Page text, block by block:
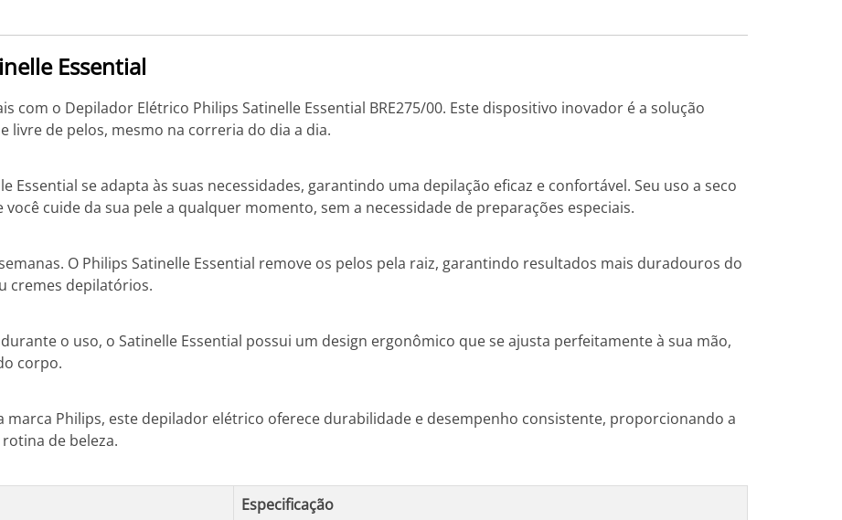
Essential
com o Depilador Elétrico Philips Satinelle Essential BRE275/00. Este dispositivo inovador é a solução
livre de pelos, mesmo na correria do dia a dia.
Essential se adapta às suas necessidades, garantindo uma depilação eficaz e confortável. Seu uso a seco
cuide da sua pele a qualquer momento, sem a necessidade de preparações especiais.
O Philips Satinelle Essential remove os pelos pela raiz, garantindo resultados mais duradouros do
cremes depilatórios.
o uso, o Satinelle Essential possui um design ergonômico que se ajusta perfeitamente à sua mão,
corpo.
marca Philips, este depilador elétrico oferece durabilidade e desempenho consistente, proporcionando a
de beleza.
Especificação